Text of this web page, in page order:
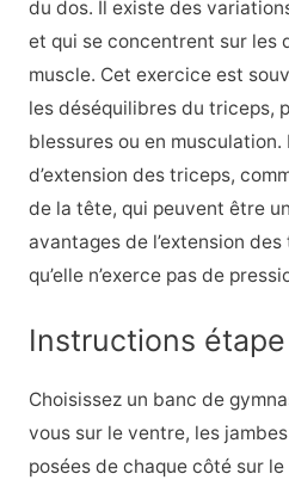
du dos. Il existe des
et qui se concentrent sur les
muscle. Cet exercice est
les déséquilibres du triceps,
blessures ou en musculation.
d’extension des triceps,
de la tête, qui peuvent être
avantages de l’extension
qu’elle n’exerce pas de
Instructions
Choisissez un banc de
vous sur le ventre, les
posées de chaque côté sur